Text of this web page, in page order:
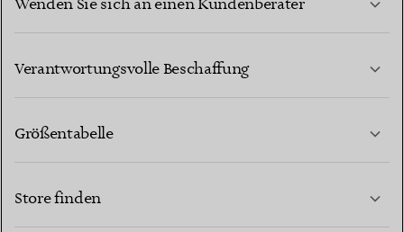
Wenden Sie sich an einen Kundenberater
Verantwortungsvolle Beschaffung
Größentabelle
Store finden